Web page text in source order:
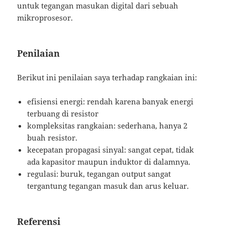
untuk tegangan masukan digital dari sebuah
mikroprosesor.
Penilaian
Berikut ini penilaian saya terhadap rangkaian ini:
efisiensi energi: rendah karena banyak energi
terbuang di resistor
kompleksitas rangkaian: sederhana, hanya 2
buah resistor.
kecepatan propagasi sinyal: sangat cepat, tidak
ada kapasitor maupun induktor di dalamnya.
regulasi: buruk, tegangan output sangat
tergantung tegangan masuk dan arus keluar.
Referensi